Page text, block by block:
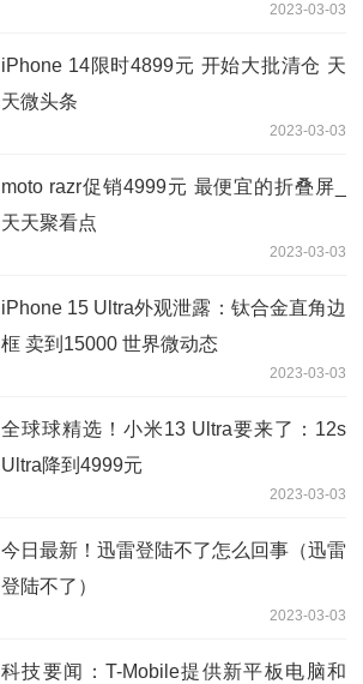
2023-03-03
iPhone 14限时4899元 开始大批清仓 天
天微头条
2023-03-03
moto razr促销4999元 最便宜的折叠屏_
天天聚看点
2023-03-03
iPhone 15 Ultra外观泄露：钛合金直角边
框 卖到15000 世界微动态
2023-03-03
全球球精选！小米13 Ultra要来了：12s
Ultra降到4999元
2023-03-03
今日最新！迅雷登陆不了怎么回事（迅雷
登陆不了）
2023-03-03
科技要闻：T-Mobile提供新平板电脑和